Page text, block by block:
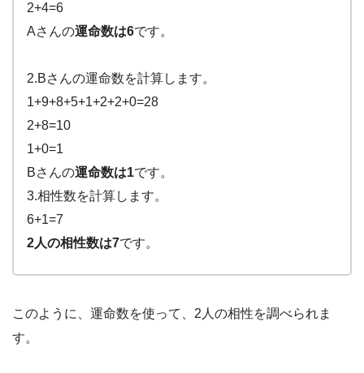
2+4=6
Aさんの運命数は6です。
2.Bさんの運命数を計算します。
1+9+8+5+1+2+2+0=28
2+8=10
1+0=1
Bさんの運命数は1です。
3.相性数を計算します。
6+1=7
2人の相性数は7です。
このように、運命数を使って、2人の相性を調べられま
す。